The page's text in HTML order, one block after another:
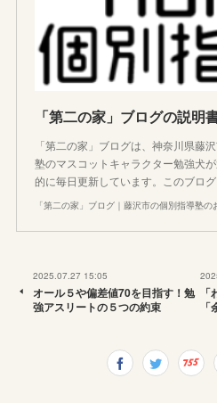
「第二の家」ブログの説明
「第二の家」ブログは、神奈川県藤
塾のマスコットキャラクター勉強犬
的に毎日更新しています。このブロ
「第二の家」ブログ｜藤沢市の個別指導塾の
2025.07.27 15:05
オール５や偏差値70を目指す！勉
強アスリートの５つの約束